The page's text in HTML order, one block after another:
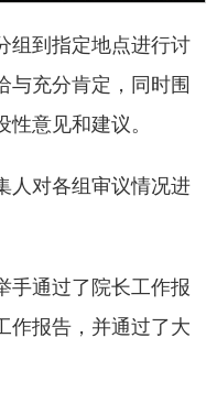
组到指定地点进行讨
与充分肯定，同时围
意见和建议。
人对各组审议情况进
手通过了院长工作报
作报告，并通过了大